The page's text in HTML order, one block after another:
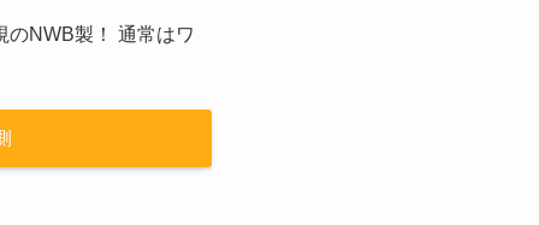
のNWB製！ 通常はワ